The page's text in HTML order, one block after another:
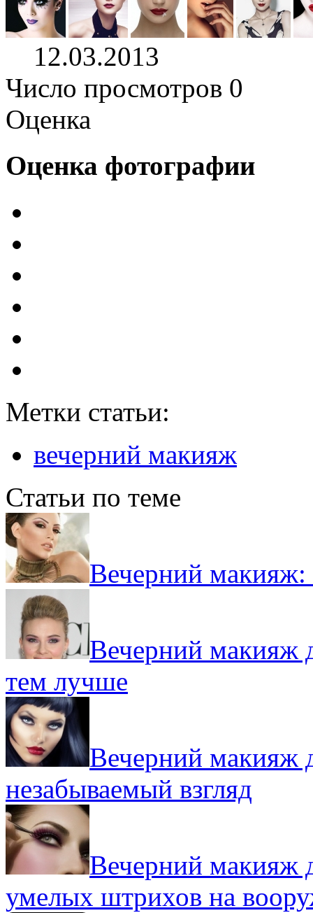
12.03.2013
Число просмотров 0
Оценка
Оценка фотографии
Метки статьи:
вечерний макияж
Статьи по теме
Вечерний макияж:
Вечерний макияж
тем лучше
Вечерний макияж
незабываемый взгляд
Вечерний макияж
умелых штрихов на